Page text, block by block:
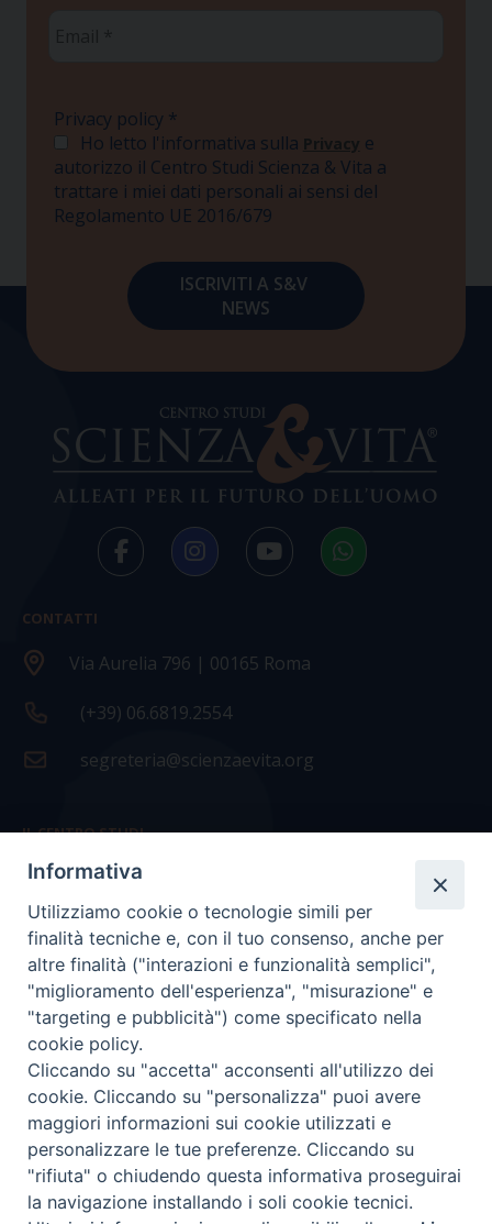
Privacy policy *
Ho letto l'informativa sulla Privacy e
autorizzo il Centro Studi Scienza & Vita a
trattare i miei dati personali ai sensi del
Regolamento UE 2016/679
CONTATTI
Via Aurelia 796 | 00165 Roma
(+39) 06.6819.2554
segreteria@scienzaevita.org
IL CENTRO STUDI
La nostra storia
Statuto
Presidenza e ufficio presidenza
Consiglio scientifico
Coordinamento nazionale
COPYRIGHT Scienza & Vita - C.F96600690588- Tutti i
diritti -Privacy- Credits
Informativa
Utilizziamo cookie o tecnologie simili per
finalità tecniche e, con il tuo consenso, anche per
altre finalità ("interazioni e funzionalità semplici",
"miglioramento dell'esperienza", "misurazione" e
"targeting e pubblicità") come specificato nella
cookie policy.
Cliccando su "accetta" acconsenti all'utilizzo dei
cookie. Cliccando su "personalizza" puoi avere
maggiori informazioni sui cookie utilizzati e
personalizzare le tue preferenze. Cliccando su
"rifiuta" o chiudendo questa informativa proseguirai
la navigazione installando i soli cookie tecnici.